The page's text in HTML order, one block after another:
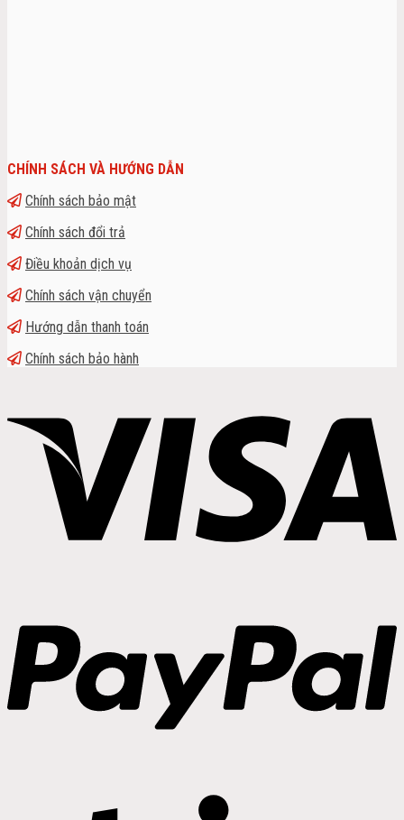
CHÍNH SÁCH VÀ HƯỚNG DẪN
Chính sách bảo mật
Chính sách đổi trả
Điều khoản dịch vụ
Chính sách vận chuyển
Hướng dẫn thanh toán
Chính sách bảo hành